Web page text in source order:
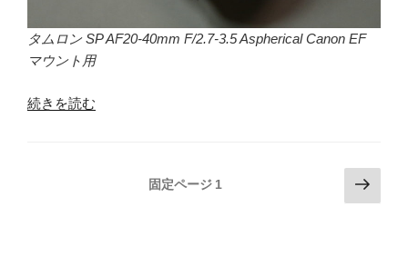
タムロン SP AF20-40mm F/2.7-3.5 Aspherical Canon EF
マウント用
“レ
続きを読む
固定ページ 1
次
の